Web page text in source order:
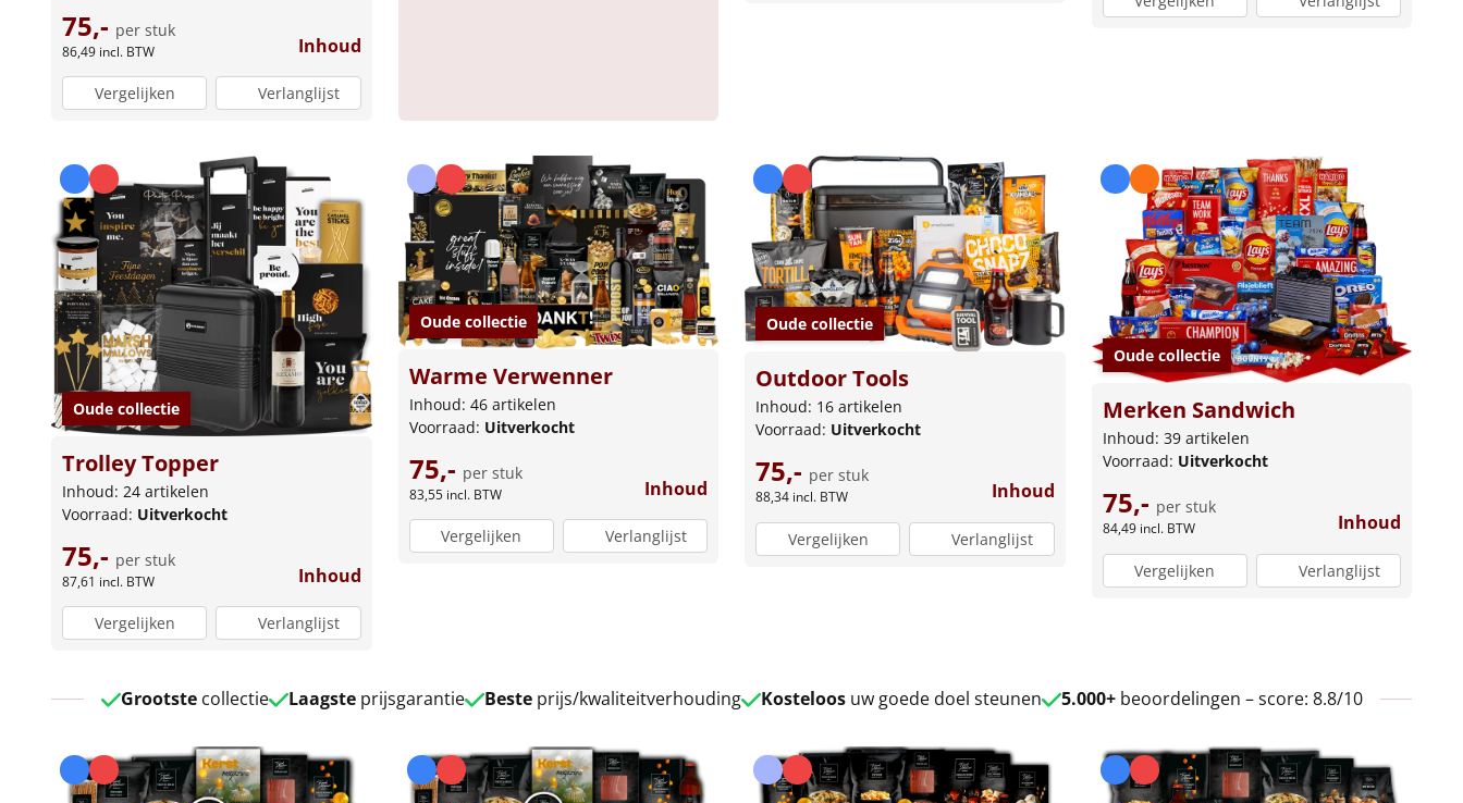
75,- per stuk
86,49 incl. BTW Inhoud
Vergelijken Verlanglijst
Oude collectie
Trolley Topper
Inhoud: 24 artikelen
Voorraad: Uitverkocht
75,- per stuk
87,61 incl. BTW Inhoud
Vergelijken Verlanglijst
Oude collectie
Warme Verwenner
Inhoud: 46 artikelen
Voorraad: Uitverkocht
75,- per stuk
83,55 incl. BTW Inhoud
Vergelijken Verlanglijst
Oude collectie
Outdoor Tools
Inhoud: 16 artikelen
Voorraad: Uitverkocht
75,- per stuk
88,34 incl. BTW Inhoud
Vergelijken Verlanglijst
Oude collectie
Merken Sandwich
Inhoud: 39 artikelen
Voorraad: Uitverkocht
75,- per stuk
84,49 incl. BTW Inhoud
Vergelijken Verlanglijst
Grootstecollectie Laagsteprijsgarantie Besteprijs/kwaliteitverhouding Kosteloosuw goede doel steunen 5.000+beoordelingen – score: 8.8/10